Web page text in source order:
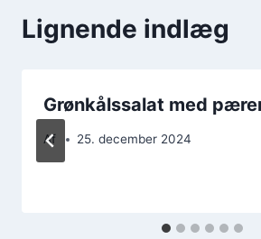
Lignende indlæg
Grønkålssalat med
Af 25. december 2024